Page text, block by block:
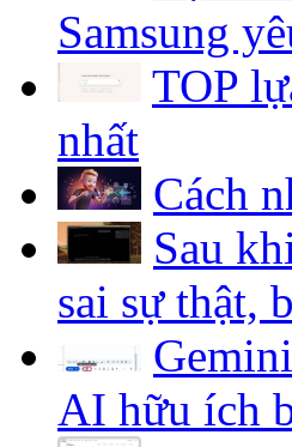
Samsung
TOP
nhất
Cách
Sau
sai sự thật,
AI hữu ích